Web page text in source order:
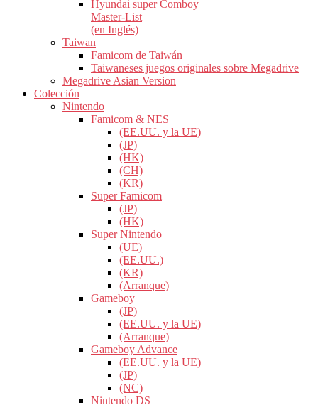
Hyundai super Comboy
Master-List
(en Inglés)
Taiwan
Famicom de Taiwán
Taiwaneses juegos originales sobre Megadrive
Megadrive Asian Version
Colección
Nintendo
Famicom & NES
(EE.UU. y la UE)
(JP)
(HK)
(CH)
(KR)
Super Famicom
(JP)
(HK)
Super Nintendo
(UE)
(EE.UU.)
(KR)
(Arranque)
Gameboy
(JP)
(EE.UU. y la UE)
(Arranque)
Gameboy Advance
(EE.UU. y la UE)
(JP)
(NC)
Nintendo DS